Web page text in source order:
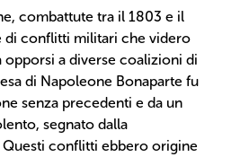
combattute tra il 1803 e il
di conflitti militari che videro
opporsi a diverse coalizioni di
di Napoleone Bonaparte fu
senza precedenti e da un
segnato dalla
Questi conflitti ebbero origine